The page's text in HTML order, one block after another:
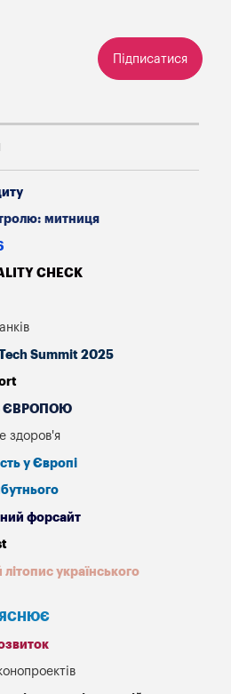
Підписатися
митниця
CHECK
Summit 2025
ЄВРОПОЮ
здоров'я
у Європі
форсайт
українського